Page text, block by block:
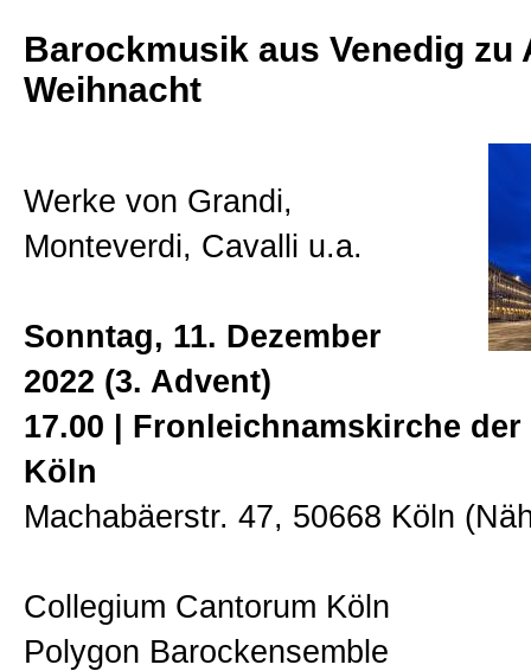
2022
2024
2025
Allgemein
Impressum
Weihnachtsgruß
Barockmusik aus Venedig zu
Weihnacht
Werke von Grandi,
Monteverdi, Cavalli u.a.
Sonntag, 11. Dezember
2022 (3. Advent)
17.00 | Fronleichnamskirche
Köln
Machabäerstr. 47, 50668 Köln
Collegium Cantorum Köln
Polygon Barockensemble